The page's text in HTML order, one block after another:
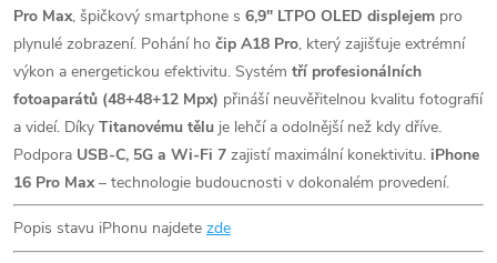
Pro Max, špičkový smartphone s 6,9" LTPO OLED displejem pro
plynulé zobrazení. Pohání ho čip A18 Pro, který zajišťuje extrémní
výkon a energetickou efektivitu. Systém tří profesionálních
fotoaparátů (48+48+12 Mpx) přináší neuvěřitelnou kvalitu fotografií
a videí. Díky Titanovému tělu je lehčí a odolnější než kdy dříve.
Podpora USB-C, 5G a Wi-Fi 7 zajistí maximální konektivitu. iPhone
16 Pro Max– technologie budoucnosti v dokonalém provedení.
Popis stavu iPhonu najdete zde